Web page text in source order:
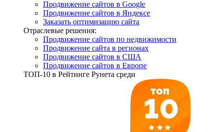
Продвижение сайтов в Google
Продвижение сайтов в Яндексе
Заказать оптимизацию сайта
Отраслевые решения:
Продвижение сайтов по недвижимости
Продвижение сайта в регионах
Продвижение сайтов в США
Продвижение сайтов в Европе
ТОП-10 в Рейтинге Рунета среди